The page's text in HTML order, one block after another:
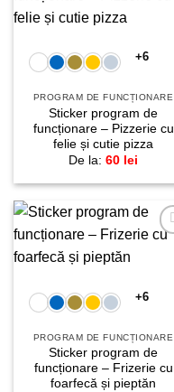
+6
PROGRAM DE FUNCȚIONARE
Sticker program de
funcționare – Pizzerie cu
felie și cutie pizza
De la: 60 lei
+6
PROGRAM DE FUNCȚIONARE
Sticker program de
funcționare – Frizerie cu
foarfecă și pieptăn